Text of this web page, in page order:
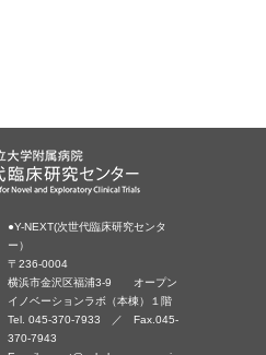
●Y-NEXT(次世代臨床研究センタ
ー）
〒236-0004
横浜市金沢区福浦3-9 オープン
イノベーションラボ（本棟）１階
Tel. 045-370-7933 ／ Fax.045-
370-7943